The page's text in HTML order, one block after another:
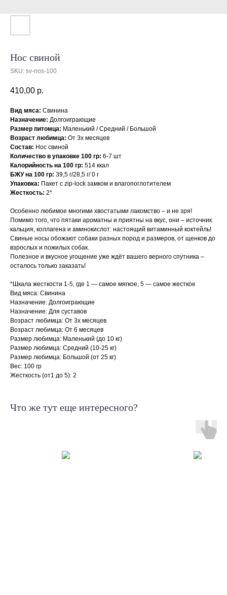
Нос свиной
SKU: sv-nos-100
410,00 р.
Вид мяса: Свинина
Назначение: Долгоиграющие
Размер питомца: Маленький / Средний / Большой
Возраст любимца: От 3х месяцев
Состав: Нос свиной
Количество в упаковке 100 гр: 6-7 шт
Калорийность на 100 гр: 514 ккал
БЖУ на 100 гр: 39,5 г/28,5 г/ 0 г
Упаковка: Пакет с zip-lock замком и влагопоглотителем
Жесткость: 2*
Особенно любимое многими хвостатыми лакомство – и не зря!
Помимо того, что пятаки ароматны и приятны на вкус, они – источник
кальция, коллагена и аминокислот: настоящий витаминный коктейль!
Свиные носы обожают собаки разных пород и размеров, от щенков до
взрослых и пожилых собак.
Полезное и вкусное угощение уже ждёт вашего верного спутника –
осталось только заказать!
*Шкала жесткости 1-5, где 1 — самое мягкое, 5 — самое жесткое
Вид мяса: Свинина
Назначение: Долгоиграющие
Назначение: Для суставов
Возраст любимца: От 3х месяцев
Возраст любимца: От 6 месяцев
Размер любимца: Маленький (до 10 кг)
Размер любимца: Средний (10-25 кг)
Размер любимца: Большой (от 25 кг)
Вес: 100 гр
Жесткость (от1 до 5): 2
Что же тут еще интересного?